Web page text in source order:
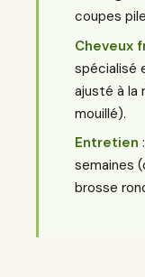
coupes
Cheveux
spécialisé
ajusté à la
mouillé).
Entretien
semaines
brosse